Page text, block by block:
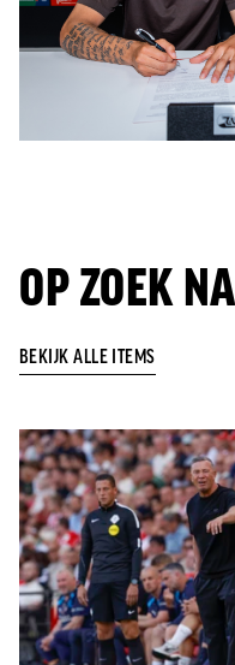
OP ZOEK
BEKIJK ALLE ITEMS